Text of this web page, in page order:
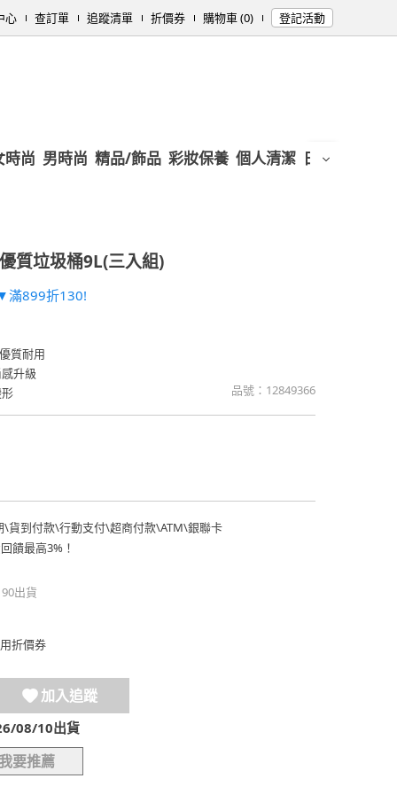
心 查訂單 追蹤清單 折價券 購物車 (0) 登記活動
時尚 男時尚 精品/飾品 彩妝保養 個人清潔 日用/紙品
質垃圾桶9L(三入組)
滿899折130!
質耐用
升級
品號： 12849366
\貨到付款\行動支付\超商付款\ATM\銀聯卡
饋最高3%！
出貨
折價券
加入追蹤
08/10出貨
要推薦